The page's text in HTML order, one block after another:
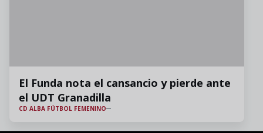
El Funda nota el cansancio y pierde ante
el UDT Granadilla
CD ALBA FÚTBOL FEMENINO